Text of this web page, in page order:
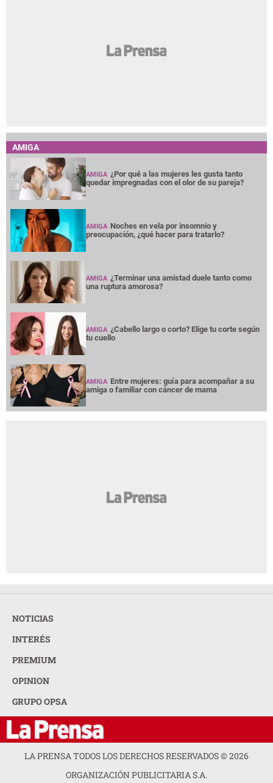
AMIGA
AMIGA ¿Por qué a las mujeres les gusta tanto
quedar impregnadas con el olor de su pareja?
AMIGA Noches en vela por insomnio y
preocupación, ¿qué hacer para tratarlo?
AMIGA ¿Terminar una amistad duele tanto como
una ruptura amorosa?
AMIGA ¿Cabello largo o corto? Elige tu corte según
tu cuello
AMIGA Entre mujeres: guía para acompañar a su
amiga o familiar con cáncer de mama
NOTICIAS
INTERÉS
PREMIUM
OPINION
GRUPO OPSA
LA PRENSA TODOS LOS DERECHOS RESERVADOS ©2026
ORGANIZACIÓN PUBLICITARIA S.A.